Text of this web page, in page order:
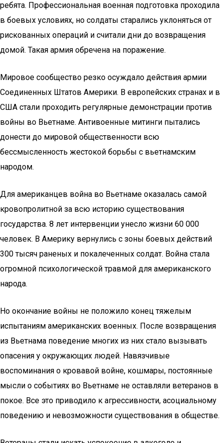
ребята. Профессиональная военная подготовка проходила
в боевых условиях, но солдаты старались уклоняться от
рискованных операций и считали дни до возвращения
домой. Такая армия обречена на поражение.
Мировое сообщество резко осуждало действия армии
Соединенных Штатов Америки. В европейских странах и в
США стали проходить регулярные демонстрации против
войны во Вьетнаме. Антивоенные митинги пытались
донести до мировой общественности всю
бессмысленность жестокой борьбы с вьетнамским
народом.
Для американцев война во Вьетнаме оказалась самой
кровопролитной за всю историю существования
государства. 8 лет интервенции унесло жизни 60 000
человек. В Америку вернулись с зоны боевых действий
300 тысяч раненых и покалеченных солдат. Война стала
огромной психологической травмой для американского
народа.
Но окончание войны не положило конец тяжелым
испытаниям американских военных. После возвращения
из Вьетнама поведение многих из них стало вызывать
опасения у окружающих людей. Навязчивые
воспоминания о кровавой войне, кошмары, постоянные
мысли о событиях во Вьетнаме не оставляли ветеранов в
покое. Все это приводило к агрессивности, асоциальному
поведению и невозможности существования в обществе.